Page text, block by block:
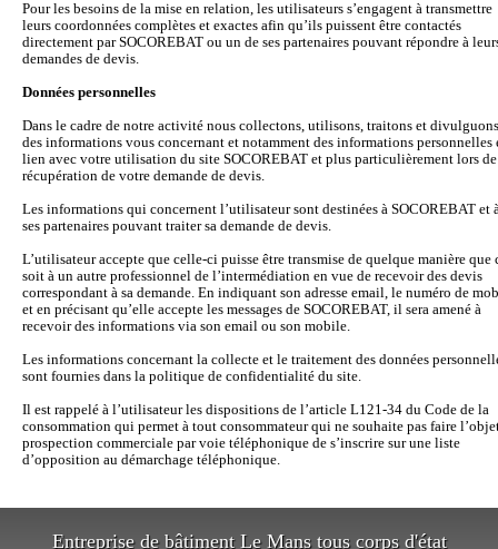
Pour les besoins de la mise en relation, les utilisateurs s’engagent à transmettre
leurs coordonnées complètes et exactes afin qu’ils puissent être contactés
directement par SOCOREBAT ou un de ses partenaires pouvant répondre à
demandes de devis.
Données personnelles
Dans le cadre de notre activité nous collectons, utilisons, traitons et divulguons
des informations vous concernant et notamment des informations personnelles
lien avec votre utilisation du site SOCOREBAT et plus particulièrement lors
récupération de votre demande de devis.
Les informations qui concernent l’utilisateur sont destinées à SOCOREBAT et
ses partenaires pouvant traiter sa demande de devis.
L’utilisateur accepte que celle-ci puisse être transmise de quelque manière que
soit à un autre professionnel de l’intermédiation en vue de recevoir des devis
correspondant à sa demande. En indiquant son adresse email, le numéro de
et en précisant qu’elle accepte les messages de SOCOREBAT, il sera amené à
recevoir des informations via son email ou son mobile.
Les informations concernant la collecte et le traitement des données
sont fournies dans la politique de confidentialité du site.
Il est rappelé à l’utilisateur les dispositions de l’article L121-34 du Code de la
consommation qui permet à tout consommateur qui ne souhaite pas faire
prospection commerciale par voie téléphonique de s’inscrire sur une liste
d’opposition au démarchage téléphonique.
Entreprise de bâtiment Le Mans tous corps d'état